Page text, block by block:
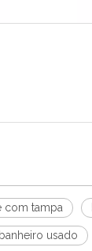
com tampa
usado